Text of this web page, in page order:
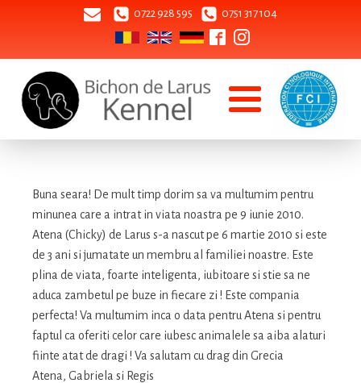
0722 928 595 0751 317 104
Buna seara! De mult timp dorim sa va multumim pentru
minunea care a intrat in viata noastra pe 9 iunie 2010.
Atena (Chicky) de Larus s-a nascut pe 6 martie 2010 si este
de 3 ani si jumatate un membru al familiei noastre. Este
plina de viata, foarte inteligenta, iubitoare si stie sa ne
aduca zambetul pe buze in fiecare zi ! Este compania
perfecta! Va multumim inca o data pentru Atena si pentru
faptul ca oferiti celor care iubesc animalele sa aiba alaturi
fiinte atat de dragi ! Va salutam cu drag din Grecia
Atena, Gabriela si Regis